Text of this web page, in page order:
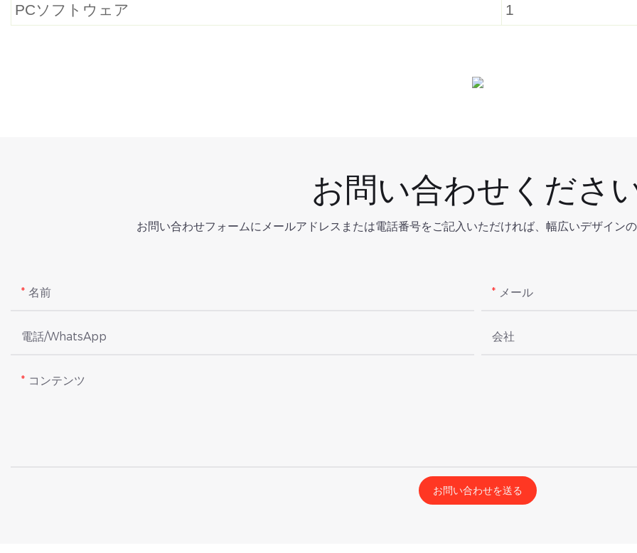
PCソフトウェア
1
お問い合わせくださ
お問い合わせフォームにメールアドレスまたは電話番号をご記入いただければ、幅広いデザイン
名前 メール
電話/WhatsApp 会社
コンテンツ
お問い合わせを送る